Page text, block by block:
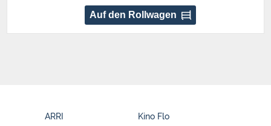
Auf den Rollwagen
ARRI
Kino Flo